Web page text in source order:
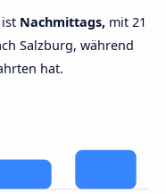
Nachmittags, mit 21
Salzburg, während
hat.